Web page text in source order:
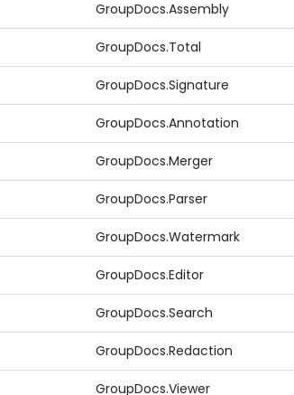
GroupDocs.Assembly
GroupDocs.Total
GroupDocs.Signature
GroupDocs.Annotation
GroupDocs.Merger
GroupDocs.Parser
GroupDocs.Watermark
GroupDocs.Editor
GroupDocs.Search
GroupDocs.Redaction
GroupDocs.Viewer